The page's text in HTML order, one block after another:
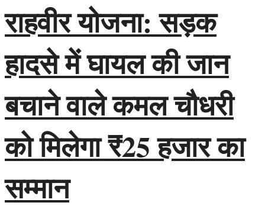
राहवीर योजना: सड़क
हादसे में घायल की जान
बचाने वाले कमल चौधरी
को मिलेगा ₹25 हजार का
सम्मान